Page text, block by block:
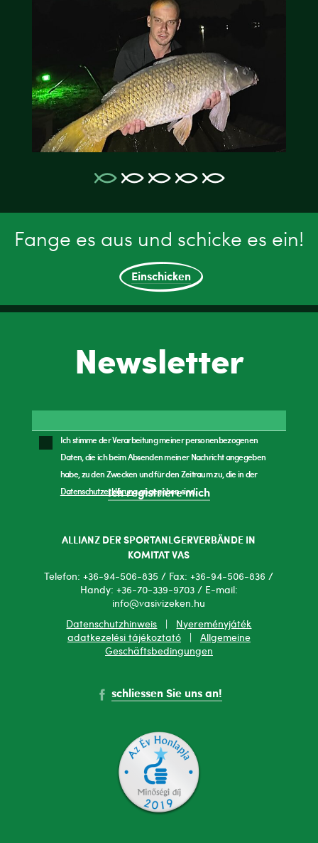
Fange es aus und schicke es ein!
Einschicken
Newsletter
Ich stimme der Verarbeitung meiner personenbezogenen
Daten, die ich beim Absenden meiner Nachricht angegeben
habe, zu den Zwecken und für den Zeitraum zu, die in der
Datenschutzerklärungangegeben sind.
Ich registriere mich
ALLIANZ DER SPORTANLGERVERBÄNDE IN
KOMITAT VAS
Telefon: +36-94-506-835 / Fax: +36-94-506-836 /
Handy: +36-70-339-9703 / E-mail:
info@vasivizeken.hu
Datenschutzhinweis
Nyereményjáték
adatkezelési tájékoztató| Allgemeine
Geschäftsbedingungen
schliessen Sie uns an!